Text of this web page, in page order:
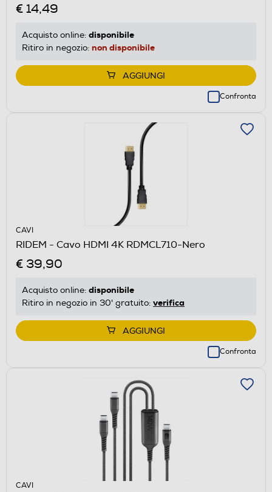
€ 14,49
Acquisto online: disponibile
Ritiro in negozio: non disponibile
AGGIUNGI
Confronta
CAVI
RIDEM - Cavo HDMI 4K RDMCL710-Nero
€ 39,90
Acquisto online: disponibile
Ritiro in negozio in 30' gratuito: verifica
AGGIUNGI
Confronta
CAVI